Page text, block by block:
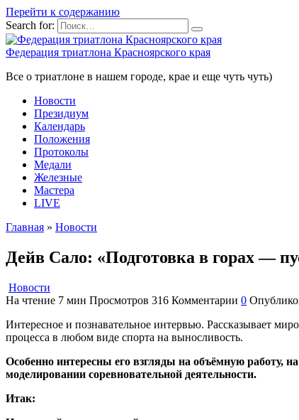
Перейти к содержанию
Search for:
Федерация триатлона Красноярского края
Все о триатлоне в нашем городе, крае и еще чуть чуть)
Новости
Президиум
Календарь
Положения
Протоколы
Медали
Железные
Мастера
LIVE
Главная » Новости
Дейв Сало: «Подготовка в горах —
Новости
На чтение 7 мин Просмотров 316 Комментарии 0
Интересное и познавательное интервью. Рассказывает
процесса в любом виде спорта на выносливость.
Особенно интересны его взгляды на объёмную работу,
моделировании соревновательной деятельности.
Итак: